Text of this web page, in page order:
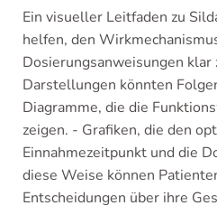
Ein visueller Leitfaden zu
helfen, den
Dosierungsanweisungen klar
Darstellungen könnten
Diagramme, die die
zeigen. - Grafiken, die den
Einnahmezeitpunkt und die
diese Weise können
Entscheidungen über ihre